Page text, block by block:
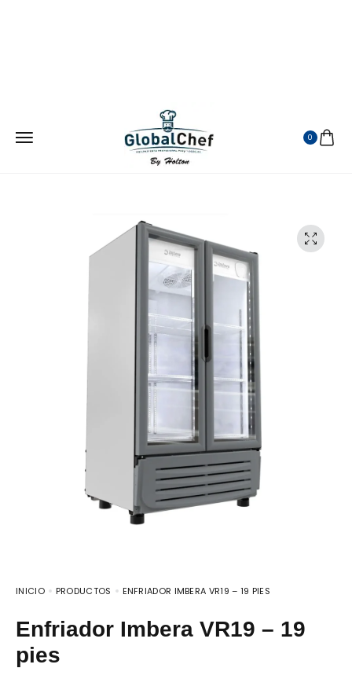
0
INICIO PRODUCTOS ENFRIADOR IMBERA VR19 – 19 PIES
Enfriador Imbera VR19 – 19
pies